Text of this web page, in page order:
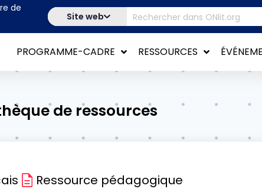
de
Site web
PROGRAMME-CADRE RESSOURCES
de ressources
Ressource pédagogique